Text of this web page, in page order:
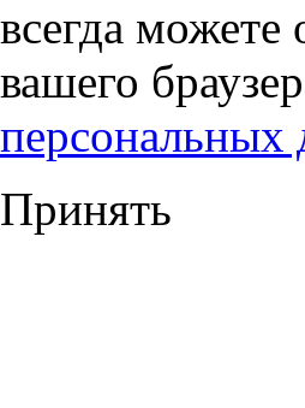
всегда
вашего
персональных
Принять